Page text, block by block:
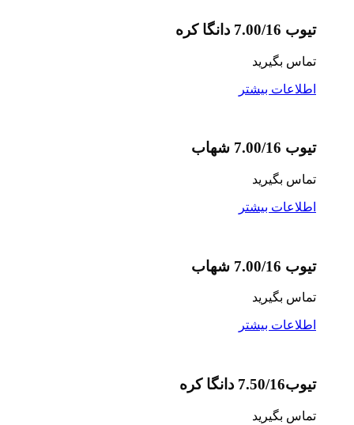
تیوب 7.00/16 دانگا کره
تماس بگیرید
اطلاعات بیشتر
تیوب 7.00/16 شهاب
تماس بگیرید
اطلاعات بیشتر
تیوب 7.00/16 شهاب
تماس بگیرید
اطلاعات بیشتر
تیوب7.50/16 دانگا کره
تماس بگیرید